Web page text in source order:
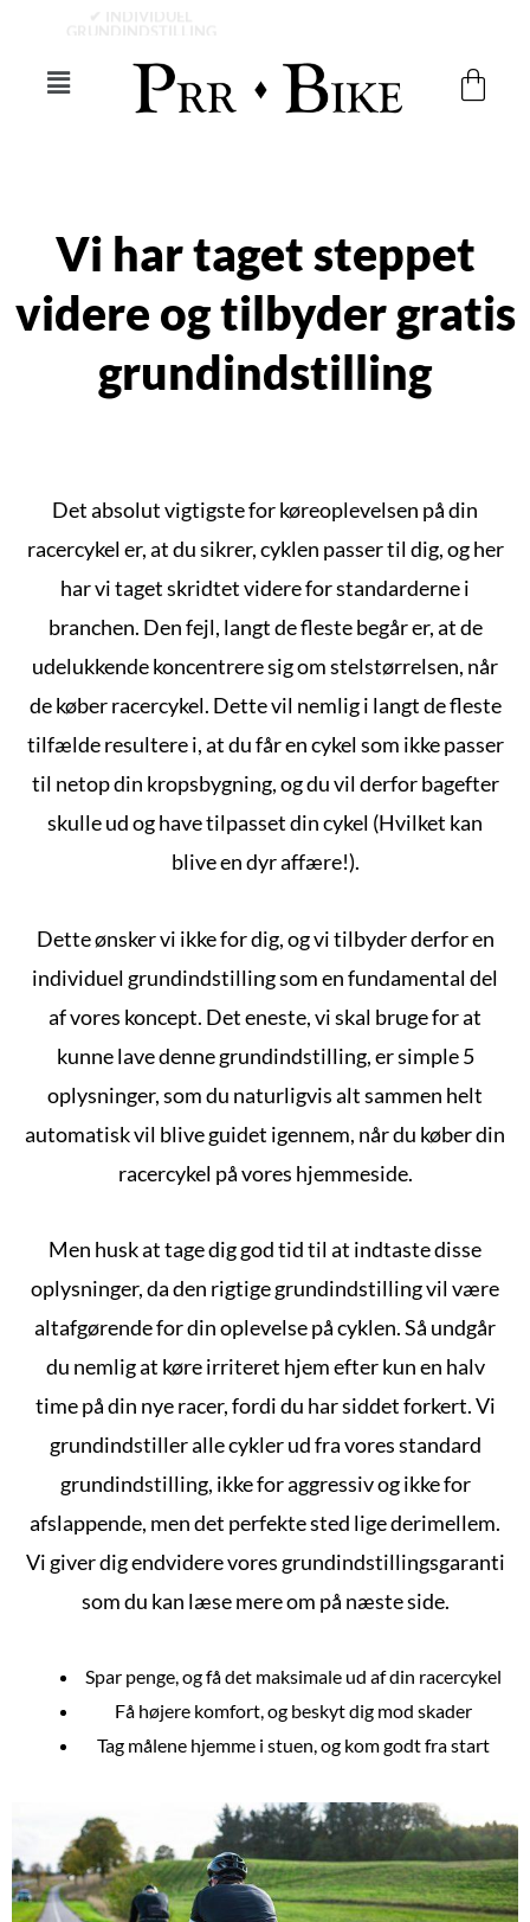
indholdet
GRUNDINDSTILLING
Main
Vi har taget steppet
videre og tilbyder gratis
grundindstilling
Det absolut vigtigste for køreoplevelsen på din
racercykel er, at du sikrer, cyklen passer til dig, og her
har vi taget skridtet videre for standarderne i
branchen. Den fejl, langt de fleste begår er, at de
udelukkende koncentrere sig om stelstørrelsen, når
de køber racercykel. Dette vil nemlig i langt de fleste
tilfælde resultere i, at du får en cykel som ikke passer
til netop din kropsbygning, og du vil derfor bagefter
skulle ud og have tilpasset din cykel (Hvilket kan
blive en dyr affære!).
Dette ønsker vi ikke for dig, og vi tilbyder derfor en
individuel grundindstilling som en fundamental del
af vores koncept. Det eneste, vi skal bruge for at
kunne lave denne grundindstilling, er simple 5
oplysninger, som du naturligvis alt sammen helt
automatisk vil blive guidet igennem, når du køber din
racercykel på vores hjemmeside.
Men husk at tage dig god tid til at indtaste disse
oplysninger, da den rigtige grundindstilling vil være
altafgørende for din oplevelse på cyklen. Så undgår
du nemlig at køre irriteret hjem efter kun en halv
time på din nye racer, fordi du har siddet forkert. Vi
grundindstiller alle cykler ud fra vores standard
grundindstilling, ikke for aggressiv og ikke for
afslappende, men det perfekte sted lige derimellem.
Vi giver dig endvidere vores grundindstillingsgaranti
som du kan læse mere om på næste side.
Spar penge, og få det maksimale ud af din racercykel
Få højere komfort, og beskyt dig mod skader
Tag målene hjemme i stuen, og kom godt fra start